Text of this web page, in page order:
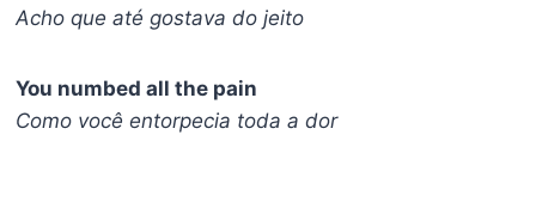
Acho que até gostava do jeito
You numbed all the pain
Como você entorpecia toda a dor